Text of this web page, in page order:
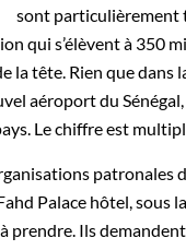
sont particulièrement
qui s’élèvent à 350
la tête. Rien que
aéroport du
Le chiffre est
patronales
Palace hôtel, sous
prendre. Ils